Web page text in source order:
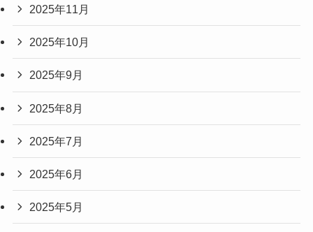
2025年11月
2025年10月
2025年9月
2025年8月
2025年7月
2025年6月
2025年5月